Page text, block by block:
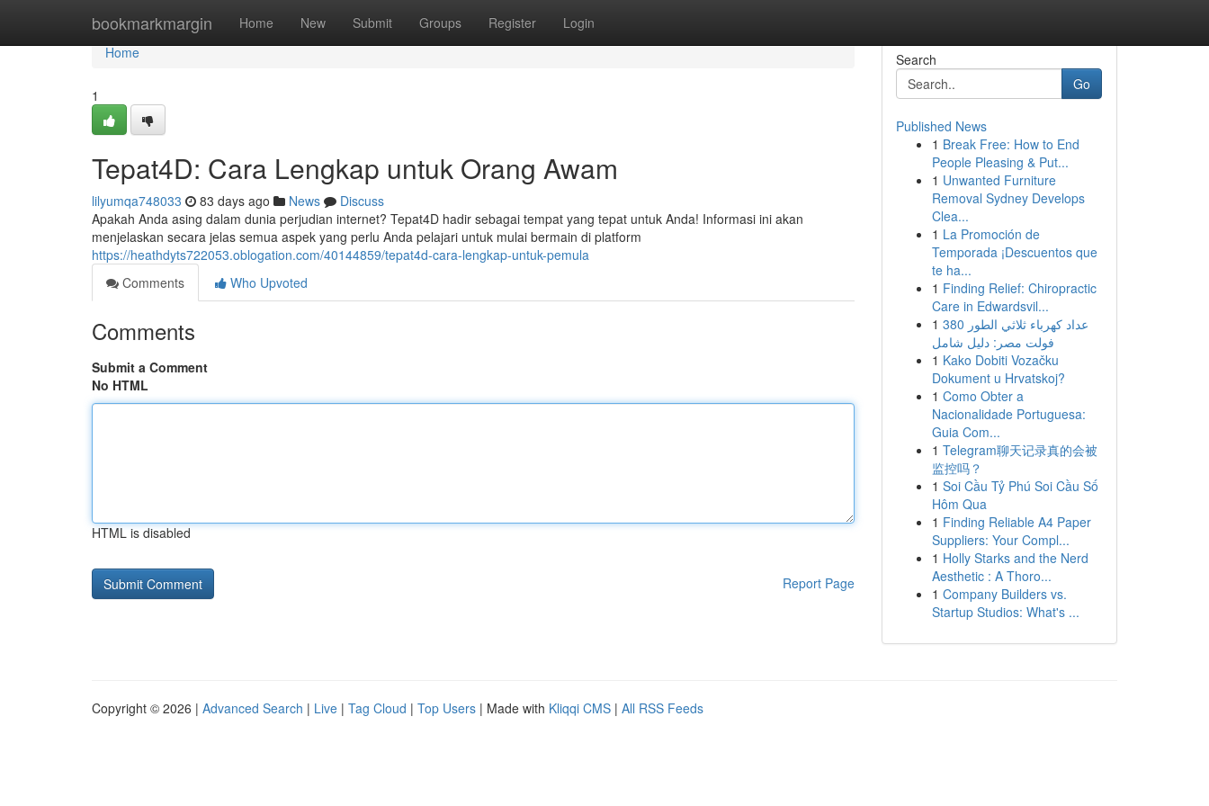
bookmarkmargin Home New Submit Groups Register Login
Home
Home
1
Tepat4D: Cara Lengkap untuk Orang Awam
lilyumqa748033 83 days ago News
Discuss
Apakah Anda asing dalam dunia perjudian internet? Tepat4D hadir sebagai tempat yang tepat untuk Anda! Informasi ini akan
menjelaskan secara jelas semua aspek yang perlu Anda pelajari untuk mulai bermain di platform
https://heathdyts722053.oblogation.com/40144859/tepat4d-cara-lengkap-untuk-pemula
Comments
Who Upvoted
Comments
Submit a Comment
No HTML
HTML is disabled
Report Page
Search
Go
Published News
1 Break Free: How to End
People Pleasing & Put...
1 Unwanted Furniture
Removal Sydney Develops
Clea...
1 La Promoción de
Temporada ¡Descuentos que
te ha...
1 Finding Relief: Chiropractic
Care in Edwardsvil...
1 عداد كهرباء ثلاثي الطور 380
فولت مصر: دليل شامل
1 Kako Dobiti Vozačku
Dokument u Hrvatskoj?
1 Como Obter a
Nacionalidade Portuguesa:
Guia Com...
1 Telegram聊天记录真的会被
监控吗？
1 Soi Cầu Tỷ Phú Soi Cầu Số
Hôm Qua
1 Finding Reliable A4 Paper
Suppliers: Your Compl...
1 Holly Starks and the Nerd
Aesthetic : A Thoro...
1 Company Builders vs.
Startup Studios: What's ...
Copyright © 2026 | Advanced Search | Live | Tag Cloud | Top Users | Made with Kliqqi CMS | All RSS Feeds